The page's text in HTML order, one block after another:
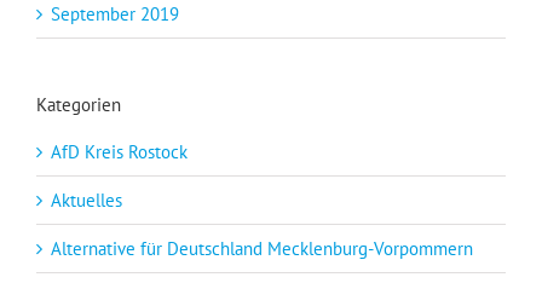
September 2019
Kategorien
AfD Kreis Rostock
Aktuelles
Alternative für Deutschland Mecklenburg-Vorpommern